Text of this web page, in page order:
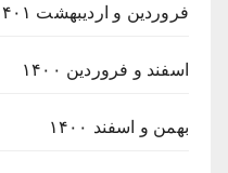
فروردین و اردیبهشت ۱۴۰۱
اسفند و فروردین ۱۴۰۰
بهمن و اسفند ۱۴۰۰